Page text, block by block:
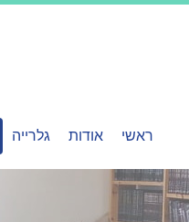
ראשי אודות גלרייה